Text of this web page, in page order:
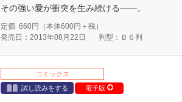
その強い愛が衝突を生み続ける――。
定価 660円（本体600円＋税）
発売日：2013年08月22日
判型：Ｂ６判
コミックス
試し読みをする
電子版